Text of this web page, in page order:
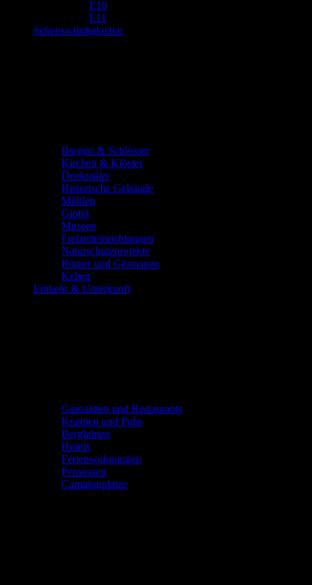
E10
E11
Sehenswürdigkeiten
Burgen & Schlösser
Kirchen & Klöster
Denkmäler
Historische Gebäude
Mühlen
Gipfel
Museen
Freizeiteinrichtungen
Naturschutzprojekte
Römer und Germanen
Kelten
Einkehr & Unterkunft
Gaststätten und Restaurants
Kneipen und Pubs
Berghütten
Hotels
Ferienwohnungen
Pensionen
Campingplätze